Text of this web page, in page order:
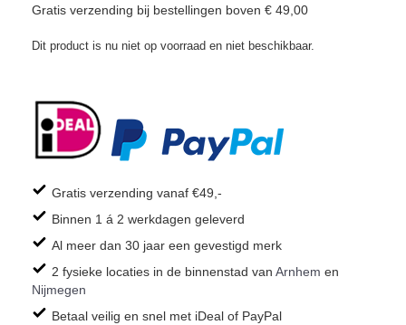
Gratis verzending bij bestellingen boven € 49,00
Dit product is nu niet op voorraad en niet beschikbaar.
Gratis verzending vanaf €49,-
Binnen 1 á 2 werkdagen geleverd
Al meer dan 30 jaar een gevestigd merk
2 fysieke locaties in de binnenstad van Arnhem en
Nijmegen
Betaal veilig en snel met iDeal of PayPal